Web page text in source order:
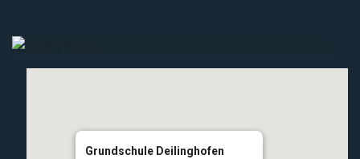
Grundschule Deilinghofen